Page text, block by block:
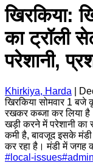
खिरकिया:
का ट्रॉली
परेशानी,
Khirkiya, Harda
खिरकिया सोमवार 1 बजे
रखकर कब्जा कर लिया
खड़ी करने में परेशानी का
कमी है, बावजूद इसके
कर रहा है। मंडी में जगह
# local-issues#